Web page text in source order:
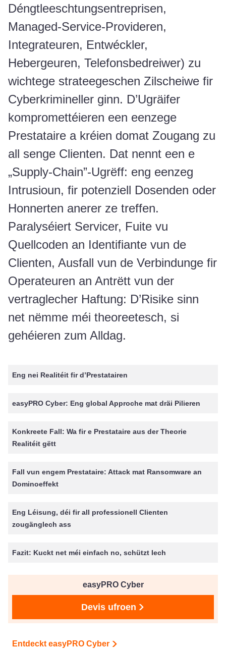
Déngtleeschtungsentreprisen,
Managed-Service-Provideren,
Integrateuren, Entwéckler,
Hebergeuren, Telefonsbedreiwer) zu
wichtege strateegeschen Zilscheiwe fir
Cyberkrimineller ginn. D’Ugräifer
kompromettéieren een eenzege
Prestataire a kréien domat Zougang zu
all senge Clienten. Dat nennt een e
„Supply-Chain”-Ugrëff: eng eenzeg
Intrusioun, fir potenziell Dosenden oder
Honnerten anerer ze treffen.
Paralyséiert Servicer, Fuite vu
Quellcoden an Identifiante vun de
Clienten, Ausfall vun de Verbindunge fir
Operateuren an Antrëtt vun der
vertraglecher Haftung: D’Risike sinn
net nëmme méi theoreetesch, si
gehéieren zum Alldag.
Eng nei Realitéit fir d’Prestatairen
easyPRO Cyber: Eng global Approche mat dräi Pilieren
Konkreete Fall: Wa fir e Prestataire aus der Theorie
Realitéit gëtt
Fall vun engem Prestataire: Attack mat Ransomware an
Dominoeffekt
Eng Léisung, déi fir all professionell Clienten
zougänglech ass
Fazit: Kuckt net méi einfach no, schützt Iech
easyPRO Cyber
Devis ufroen
Entdeckt easyPRO Cyber